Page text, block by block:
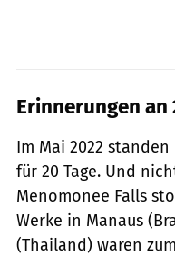
Erinnerungen an
Im Mai 2022
für 20 Tage. Und
Menomonee Falls
Werke in Manaus
(Thailand) waren